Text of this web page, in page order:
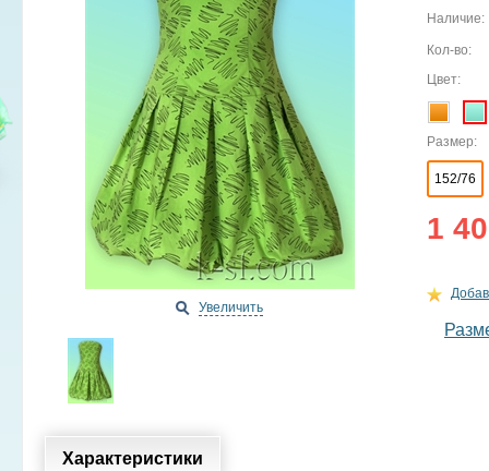
Увеличить
Наличие:
Кол-во:
Цвет:
Размер:
152/76
1
Характеристики